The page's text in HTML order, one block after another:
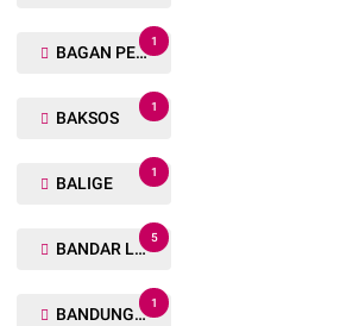
BAGAN PETE
1
BAKSOS
1
BALIGE
1
BANDAR LAMPUNG
5
BANDUNG BARAT
1